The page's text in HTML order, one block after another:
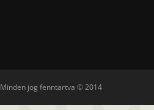
Minden jog fenntartva © 2014